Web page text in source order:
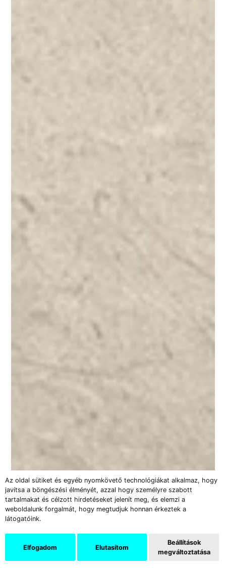
Az oldal sütiket és egyéb nyomkövető technológiákat alkalmaz, hogy
javítsa a böngészési élményét, azzal hogy személyre szabott
tartalmakat és célzott hirdetéseket jelenít meg, és elemzi a
weboldalunk forgalmát, hogy megtudjuk honnan érkeztek a
látogatóink.
Elfogadom Elutasítom
Beállítások
megváltoztatása